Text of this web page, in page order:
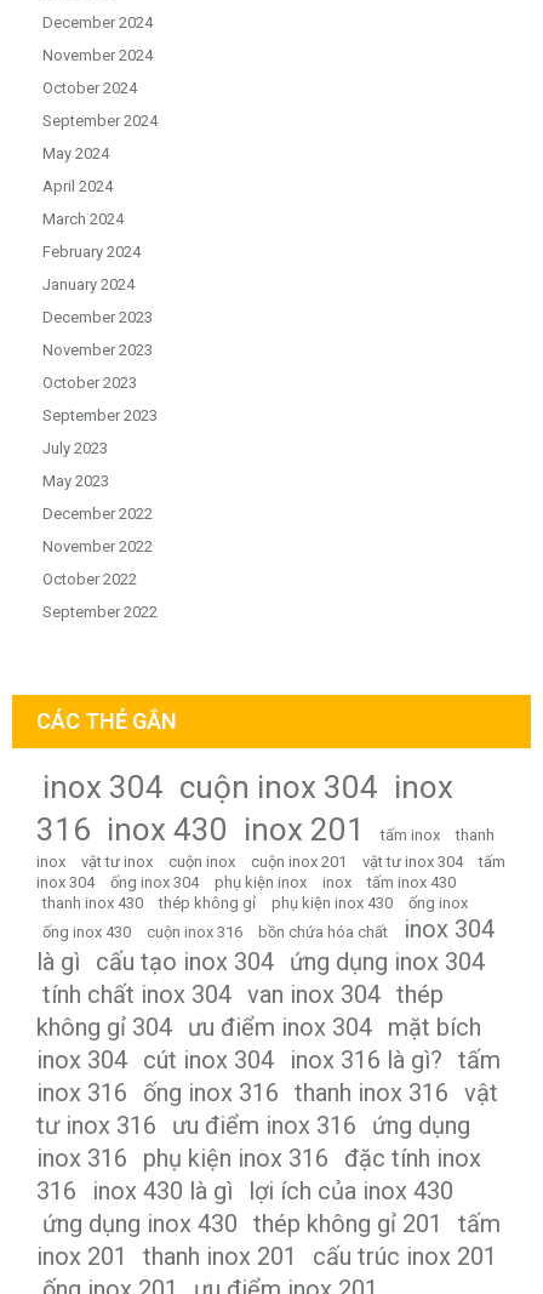
December 2024
November 2024
October 2024
September 2024
May 2024
April 2024
March 2024
February 2024
January 2024
December 2023
November 2023
October 2023
September 2023
July 2023
May 2023
December 2022
November 2022
October 2022
September 2022
CÁC THẺ GẮN
inox 304 cuộn inox 304 inox
316 inox 430 inox 201 tấm inox
thanh
inox
vật tư inox cuộn inox cuộn inox 201 vật tư inox 304
tấm
inox 304
ống inox 304 phụ kiện inox inox
tấm inox 430
thanh inox 430
thép không gỉ phụ kiện inox 430
ống inox
ống inox 430
cuộn inox 316 bồn chứa hóa chất
inox 304
là gì
cấu tạo inox 304 ứng dụng inox 304
tính chất inox 304 van inox 304 thép
không gỉ 304 ưu điểm inox 304 mặt bích
inox 304 cút inox 304 inox 316 là gì? tấm
inox 316
ống inox 316 thanh inox 316 vật
tư inox 316
ưu điểm inox 316
ứng dụng
inox 316
phụ kiện inox 316
đặc tính inox
316
inox 430 là gì
lợi ích của inox 430
ứng dụng inox 430 thép không gỉ 201
tấm
inox 201
thanh inox 201
cấu trúc inox 201